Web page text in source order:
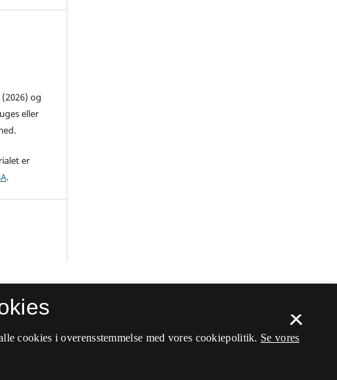
og
eller
er
.
×
cookies i overensstemmelse med vores cookiepolitik. Se vores